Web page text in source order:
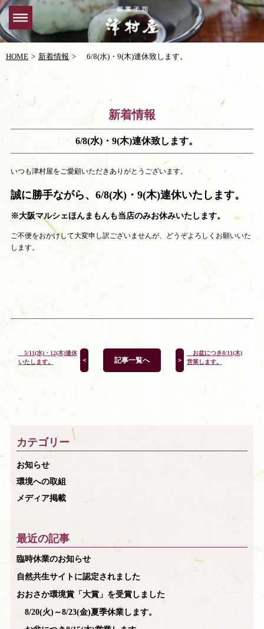
HOME 新着情報 6/8(水)・9(木)連休致します。
新着情報
6/8(水)・9(木)連休致します。
いつも津村屋をご愛顧いただきありがとうございます。
誠に勝手ながら、6/8(水)・9(木)連休いたします。
※大阪マルシェほんまもんも当店のみお休みいたします。
ご不便をおかけして大変申し訳ございませんが、どうぞよろしくお願いいた
します。
5/11(水)・12(木)連休
いたします。
＜ 記事一覧へ ＞
お盆につき8/11(木)
営業します。
カテゴリー
お知らせ
環境への取組
メディア掲載
最近の記事
臨時休業のお知らせ
自然共生サイトに認定されました
おおさか環境賞「大賞」を受賞しました
8/20(火)～8/23(金)夏季休業します。